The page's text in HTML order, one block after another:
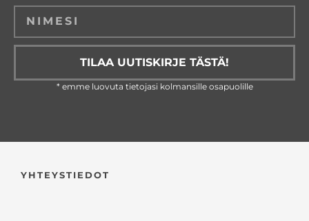
TILAA UUTISKIRJE TÄSTÄ!
* emme luovuta tietojasi kolmansille osapuolille
YHTEYSTIEDOT